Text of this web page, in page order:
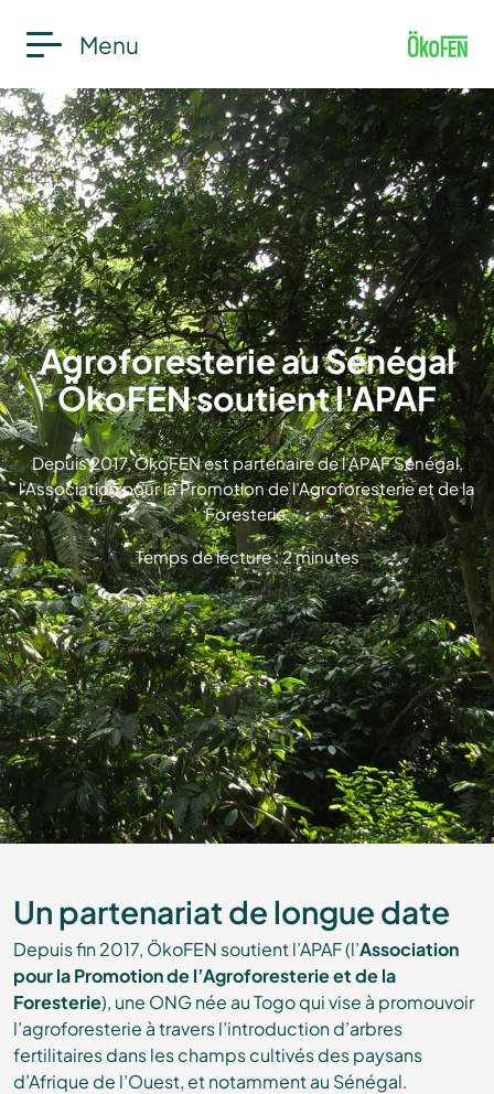
Menu
Agroforesterie au Sénégal
ÖkoFEN soutient l'APAF
Depuis 2017, ÖkoFEN est partenaire de l'APAF Sénégal,
l'Association pour la Promotion de l’Agroforesterie et de la
Foresterie.
Temps de lecture : 2 minutes
Un partenariat de longue date
Depuis fin 2017, ÖkoFEN soutient l’APAF (l’Association
pour la Promotion de l’Agroforesterie et de la
Foresterie), une ONG née au Togo qui vise à promouvoir
l’agroforesterie à travers l’introduction d’arbres
fertilitaires dans les champs cultivés des paysans
d’Afrique de l’Ouest, et notamment au Sénégal.